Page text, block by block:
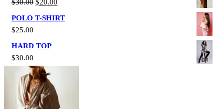
$30.00 URSPRÜNGLICHER
PREIS
$20.00
PREIS
POLO T-SHIRT
$25.00
HARD TOP
$30.00